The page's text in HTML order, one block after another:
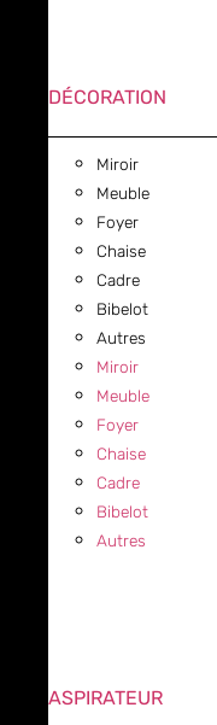
DÉCORATION
Miroir
Meuble
Foyer
Chaise
Cadre
Bibelot
Autres
Miroir
Meuble
Foyer
Chaise
Cadre
Bibelot
Autres
ASPIRATEUR